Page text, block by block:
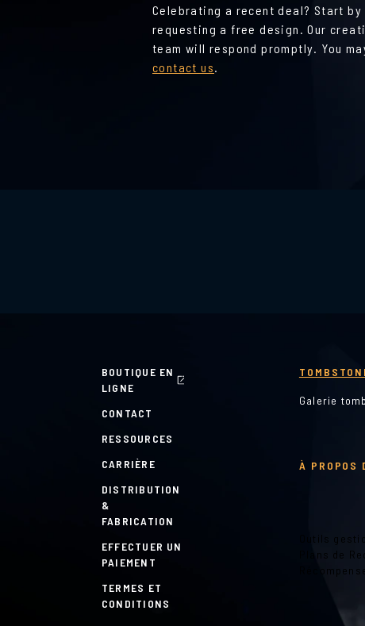
Celebrating a recent deal? Start by
requesting a free design. Our
team will respond promptly. You
contact us.
BOUTIQUE EN
LIGNE
CONTACT
RESSOURCES
CARRIÈRE
DISTRIBUTION
&
FABRICATION
EFFECTUER UN
PAIEMENT
TERMES ET
CONDITIONS
Galerie
À PROPOS
Outils
Plans de